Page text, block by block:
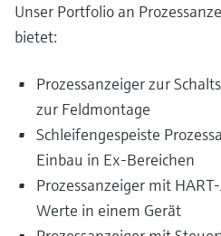
Unser Portfolio an
bietet:
Prozessanzeiger zur
zur Feldmontage
Schleifengespeiste
Einbau in Ex-Bereichen
Prozessanzeiger mit
Werte in einem Gerät